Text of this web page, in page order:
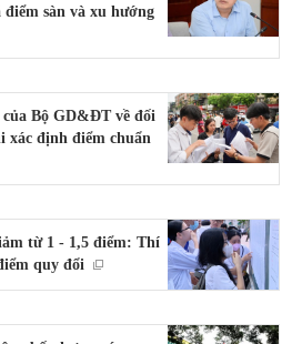
sàn và xu hướng
Bộ GD&ĐT về đối
xác định điểm chuẩn
từ 1 - 1,5 điểm: Thí
quy đổi